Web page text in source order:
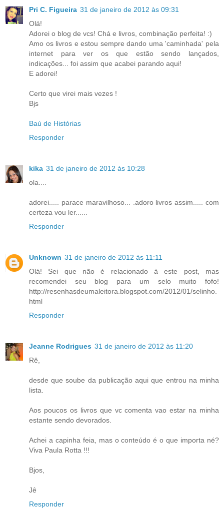
Pri C. Figueira 31 de janeiro de 2012 às 09:31
Olá!
Adorei o blog de vcs! Chá e livros, combinação perfeita! :)
Amo os livros e estou sempre dando uma 'caminhada' pela
internet para ver os que estão sendo lançados,
indicações... foi assim que acabei parando aqui!
E adorei!
Certo que virei mais vezes !
Bjs
Baú de Histórias
Responder
kika 31 de janeiro de 2012 às 10:28
ola....
adorei..... parace maravilhoso... .adoro livros assim..... com
certeza vou ler......
Responder
Unknown 31 de janeiro de 2012 às 11:11
Olá! Sei que não é relacionado à este post, mas
recomendei seu blog para um selo muito fofo!
http://resenhasdeumaleitora.blogspot.com/2012/01/selinho.
html
Responder
Jeanne Rodrigues 31 de janeiro de 2012 às 11:20
Rê,
desde que soube da publicação aqui que entrou na minha
lista.
Aos poucos os livros que vc comenta vao estar na minha
estante sendo devorados.
Achei a capinha feia, mas o conteúdo é o que importa né?
Viva Paula Rotta !!!
Bjos,
Jê
Responder